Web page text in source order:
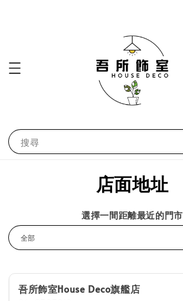
搜尋
店面地址
選擇一間距離最近的門市
吾所飾室House Deco旗艦店